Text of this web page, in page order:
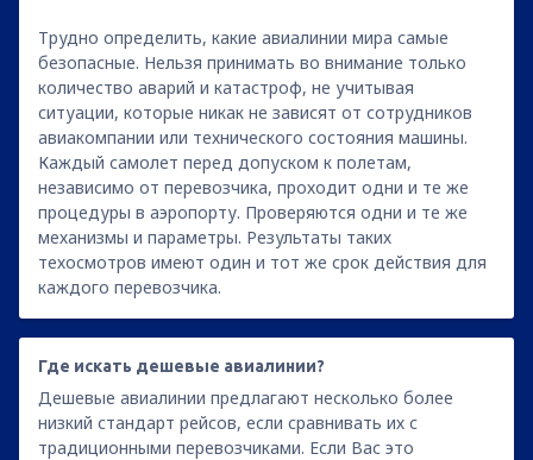
Трудно определить, какие авиалинии мира самые
безопасные. Нельзя принимать во внимание только
количество аварий и катастроф, не учитывая
ситуации, которые никак не зависят от сотрудников
авиакомпании или технического состояния машины.
Каждый самолет перед допуском к полетам,
независимо от перевозчика, проходит одни и те же
процедуры в аэропорту. Проверяются одни и те же
механизмы и параметры. Результаты таких
техосмотров имеют один и тот же срок действия для
каждого перевозчика.
Где искать дешевые авиалинии?
Дешевые авиалинии предлагают несколько более
низкий стандарт рейсов, если сравнивать их с
традиционными перевозчиками. Если Вас это